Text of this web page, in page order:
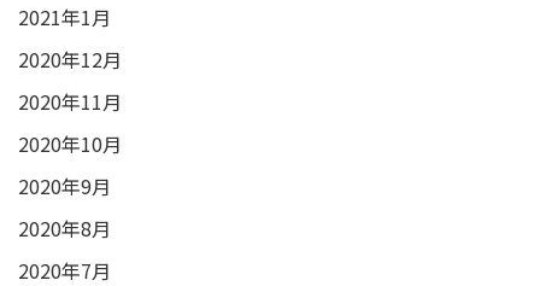
2021年1月
2020年12月
2020年11月
2020年10月
2020年9月
2020年8月
2020年7月